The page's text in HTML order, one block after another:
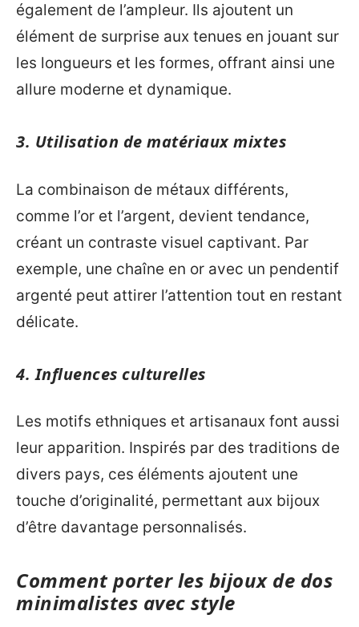
également de l’ampleur. Ils ajoutent un
élément de surprise aux tenues en jouant sur
les longueurs et les formes, offrant ainsi une
allure moderne et dynamique.
3. Utilisation de matériaux mixtes
La combinaison de métaux différents,
comme l’or et l’argent, devient tendance,
créant un contraste visuel captivant. Par
exemple, une chaîne en or avec un pendentif
argenté peut attirer l’attention tout en restant
délicate.
4. Influences culturelles
Les motifs ethniques et artisanaux font aussi
leur apparition. Inspirés par des traditions de
divers pays, ces éléments ajoutent une
touche d’originalité, permettant aux bijoux
d’être davantage personnalisés.
Comment porter les bijoux de dos
minimalistes avec style